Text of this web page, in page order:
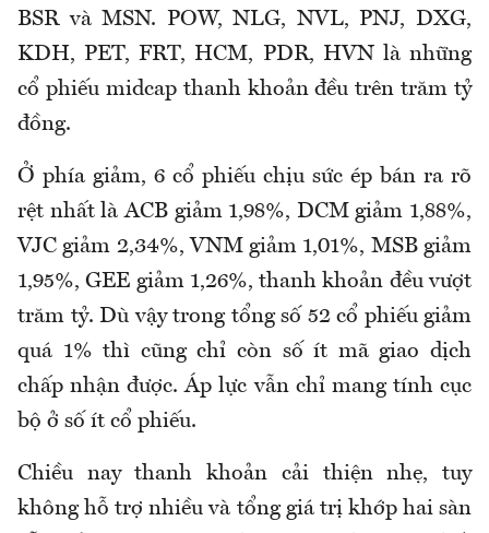
BSR và MSN. POW, NLG, NVL, PNJ, DXG,
KDH, PET, FRT, HCM, PDR, HVN là những
cổ phiếu midcap thanh khoản đều trên trăm tỷ
đồng.
Ở phía giảm, 6 cổ phiếu chịu sức ép bán ra rõ
rệt nhất là ACB giảm 1,98%, DCM giảm 1,88%,
VJC giảm 2,34%, VNM giảm 1,01%, MSB giảm
1,95%, GEE giảm 1,26%, thanh khoản đều vượt
trăm tỷ. Dù vậy trong tổng số 52 cổ phiếu giảm
quá 1% thì cũng chỉ còn số ít mã giao dịch
chấp nhận được. Áp lực vẫn chỉ mang tính cục
bộ ở số ít cổ phiếu.
Chiều nay thanh khoản cải thiện nhẹ, tuy
không hỗ trợ nhiều và tổng giá trị khớp hai sàn